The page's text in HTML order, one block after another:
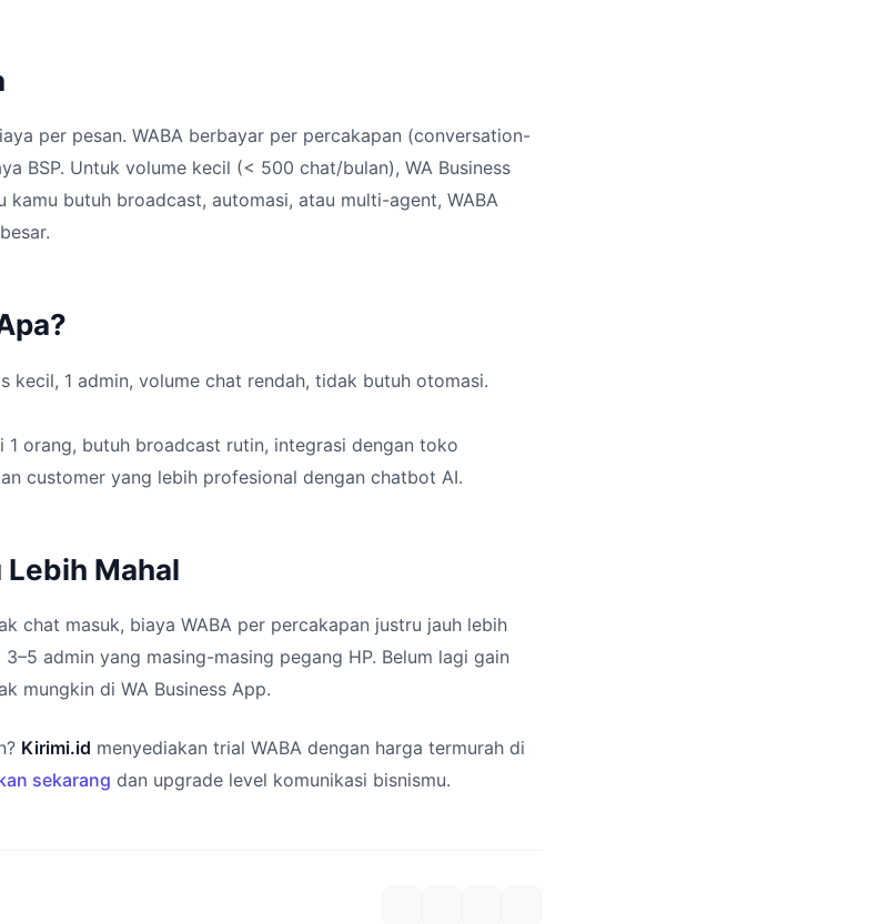
per pesan. WABA berbayar per percakapan (conversation-
BSP. Untuk volume kecil (< 500 chat/bulan), WA Business
kamu butuh broadcast, automasi, atau multi-agent, WABA
kecil, 1 admin, volume chat rendah, tidak butuh otomasi.
1 orang, butuh broadcast rutin, integrasi dengan toko
customer yang lebih profesional dengan chatbot AI.
Lebih Mahal
chat masuk, biaya WABA per percakapan justru jauh lebih
admin yang masing-masing pegang HP. Belum lagi gain
mungkin di WA Business App.
Kirimi.id menyediakan trial WABA dengan harga termurah di
sekarang dan upgrade level komunikasi bisnismu.